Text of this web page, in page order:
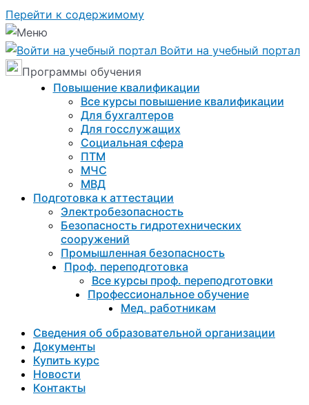
Перейти к содержимому
Войти на учебный портал
Программы обучения
Повышение квалификации
Все курсы повышение квалификации
Для бухгалтеров
Для госслужащих
Социальная сфера
ПТМ
МЧС
МВД
Подготовка к aттестации
Электробезопасность
Безопасность гидротехнических
сооружений
Промышленная безопасность
Проф. переподготовка
Все курсы проф. переподготовки
Профессиональное обучение
Мед. работникам
Сведения об образовательной организации
Документы
Купить курс
Новости
Контакты